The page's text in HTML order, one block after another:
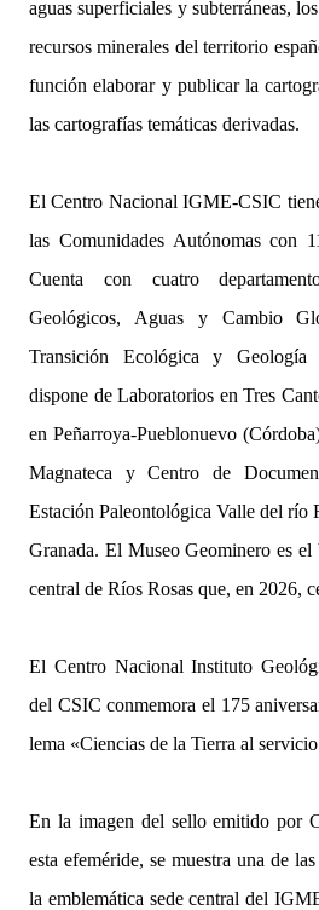
aguas superficiales y subterráneas,
recursos minerales del territorio
función elaborar y publicar la
las cartografías temáticas derivadas.
El Centro Nacional IGME-CSIC
las Comunidades Autónomas con
Cuenta con cuatro
Geológicos, Aguas y Cambio
Transición Ecológica y Geología
dispone de Laboratorios en Tres
en Peñarroya-Pueblonuevo
Magnateca y Centro de
Estación Paleontológica Valle del río
Granada. El Museo Geominero es el
central de Ríos Rosas que, en 2026,
El Centro Nacional Instituto
del CSIC conmemora el 175
lema «Ciencias de la Tierra al
En la imagen del sello emitido por
esta efeméride, se muestra una de
la emblemática sede central del